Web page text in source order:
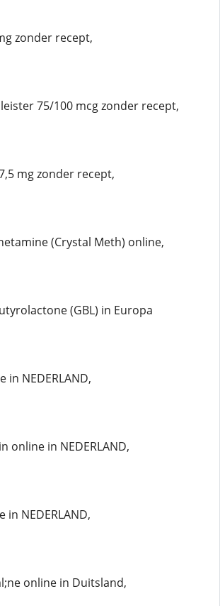
zonder recept,
75/100 mcg zonder recept,
mg zonder recept,
(Crystal Meth) online,
(GBL) in Europa
in NEDERLAND,
online in NEDERLAND,
in NEDERLAND,
online in Duitsland,